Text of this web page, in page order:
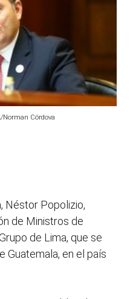
Norman Córdova
Néstor Popolizio,
de Ministros de
de Lima, que se
Guatemala, en el país